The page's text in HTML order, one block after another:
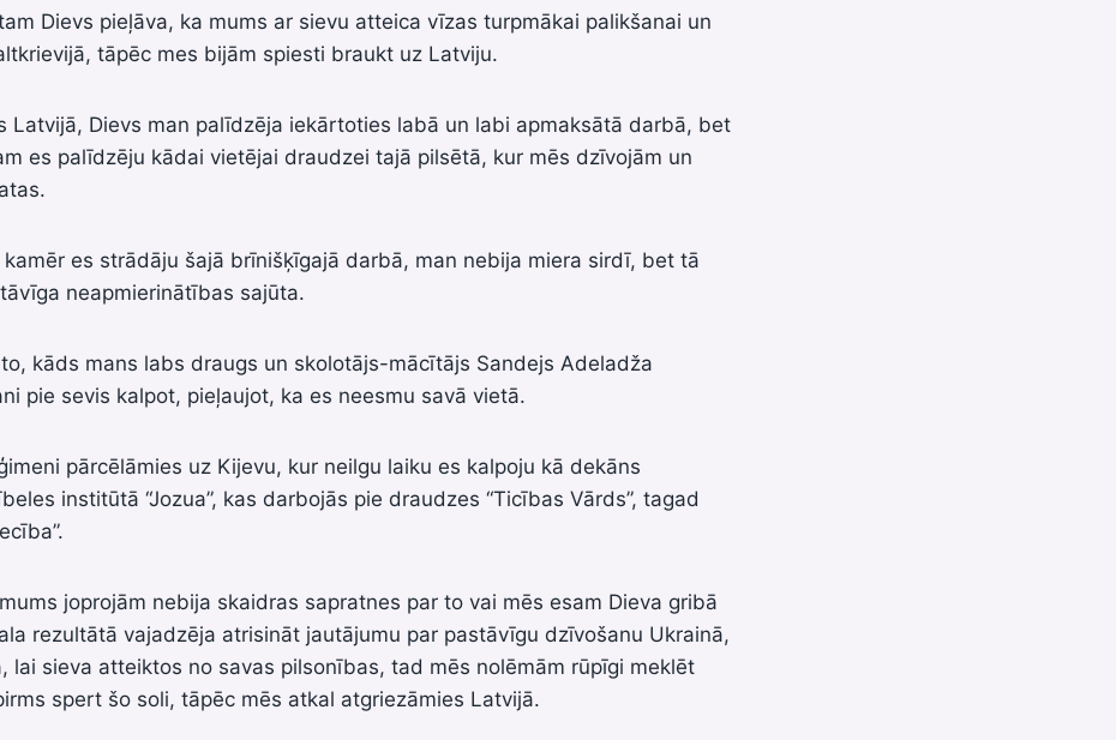
Dievs pieļāva, ka mums ar sievu atteica vīzas turpmākai palikšanai un
tāpēc mes bijām spiesti braukt uz Latviju.
Latvijā, Dievs man palīdzēja iekārtoties labā un labi apmaksātā darbā, bet
es palīdzēju kādai vietējai draudzei tajā pilsētā, kur mēs dzīvojām un
es strādāju šajā brīnišķīgajā darbā, man nebija miera sirdī, bet tā
neapmierinātības sajūta.
kāds mans labs draugs un skolotājs-mācītājs Sandejs Adeladža
pie sevis kalpot, pieļaujot, ka es neesmu savā vietā.
pārcēlāmies uz Kijevu, kur neilgu laiku es kalpoju kā dekāns
institūtā “Jozua”, kas darbojās pie draudzes “Ticības Vārds”, tagad
joprojām nebija skaidras sapratnes par to vai mēs esam Dieva gribā
rezultātā vajadzēja atrisināt jautājumu par pastāvīgu dzīvošanu Ukrainā,
lai sieva atteiktos no savas pilsonības, tad mēs nolēmām rūpīgi meklēt
spert šo soli, tāpēc mēs atkal atgriezāmies Latvijā.